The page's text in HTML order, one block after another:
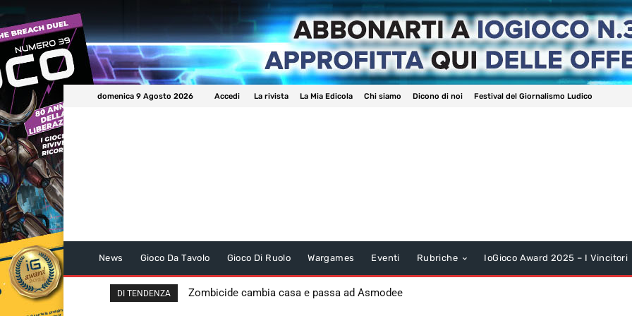
domenica 9 Agosto 2026 Accedi La rivista La Mia Edicola Chi siamo Dicono di noi Festival del Giornalismo Ludico
News Gioco Da Tavolo Gioco Di Ruolo Wargames Eventi Rubriche IoGioco Award 2025 – I Vincitori
DI TENDENZA Zombicide cambia casa e passa ad Asmodee